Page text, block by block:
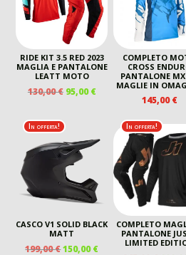
RIDE KIT 3.5 RED 2023
MAGLIA E PANTALONE
LEATT MOTO
130,00€ IL
ERA:
130,00 €.
95,00€IL
95,00 €.
COMPLETO
CROSS
PANTALONE
MAGLIE IN
145,00€
In offerta!
CASCO V1 SOLID BLACK
MATT
199,00€IL
150,00€IL
In offerta!
COMPLETO
PANTALONE
LIMITED